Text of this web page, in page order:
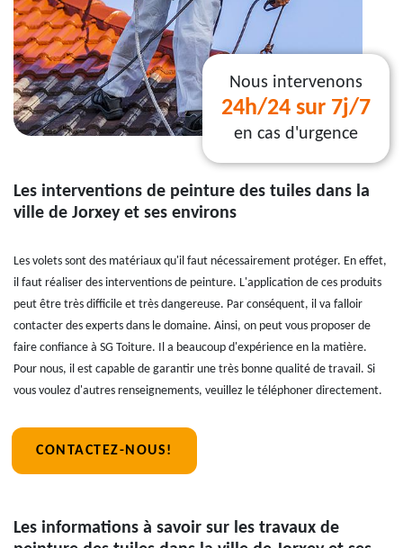
Nous intervenons
24h/24 sur 7j/7
en cas d'urgence
Les interventions de peinture des tuiles dans la
ville de Jorxey et ses environs
Les volets sont des matériaux qu'il faut nécessairement protéger. En effet,
il faut réaliser des interventions de peinture. L'application de ces produits
peut être très difficile et très dangereuse. Par conséquent, il va falloir
contacter des experts dans le domaine. Ainsi, on peut vous proposer de
faire confiance à SG Toiture. Il a beaucoup d'expérience en la matière.
Pour nous, il est capable de garantir une très bonne qualité de travail. Si
vous voulez d'autres renseignements, veuillez le téléphoner directement.
CONTACTEZ-NOUS!
Les informations à savoir sur les travaux de